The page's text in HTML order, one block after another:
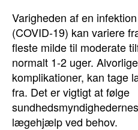
Varigheden af en
(COVID-19) kan variere
fleste milde til moderate
normalt 1-2 uger.
komplikationer, kan tage
fra. Det er vigtigt at følge
lægehjælp ved behov.